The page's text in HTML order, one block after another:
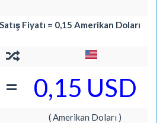
Fiyatı = 0,15 Amerikan Doları
= 0,15 USD
( Amerikan Doları )